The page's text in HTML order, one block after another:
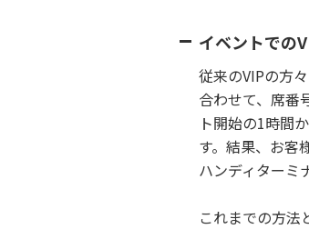
イベントでの
従来のVIPの方
合わせて、席番
ト開始の1時間
す。結果、お客
ハンディターミ
これまでの方法